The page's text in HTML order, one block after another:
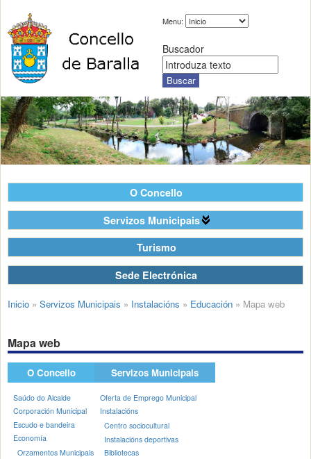
Menu:
Buscador
O Concello
Servizos Municipais
Turismo
Sede Electrónica
Inicio » Servizos Municipais » Instalacións » Educación » Mapa web
Mapa web
O Concello
Saúdo do Alcalde
Corporación Municipal
Escudo e bandeira
Economía
Orzamentos Municipais
Servizos Municipais
Oferta de Emprego Municipal
Instalacións
Centro sociocultural
Instalacións deportivas
Bibliotecas